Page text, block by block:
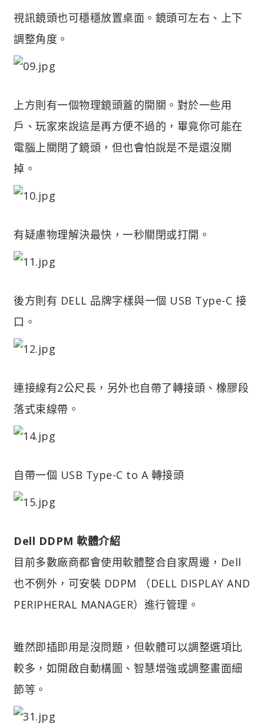
視訊鏡頭也可穩穩放置桌面。鏡頭可左右、上下
調整角度。
上方則有一個物理鏡頭蓋的開關。對於一些用
戶、玩家來說這是再方便不過的，畢竟你可能在
電腦上關閉了鏡頭，但也會怕說是不是還沒關
掉。
有疑慮物理解決最快，一秒關閉或打開。
後方則有 DELL 品牌字樣與一個 USB Type-C 接
口。
連接線有2公尺長，另外也自帶了轉接頭、橡膠段
落式束線帶。
自帶一個 USB Type-C to A 轉接頭
Dell DDPM 軟體介紹
目前多數廠商都會使用軟體整合自家周邊，Dell
也不例外，可安裝 DDPM （DELL DISPLAY AND
PERIPHERAL MANAGER）進行管理。
雖然即插即用是沒問題，但軟體可以調整選項比
較多，如開啟自動構圖、智慧增強或調整畫面細
節等。